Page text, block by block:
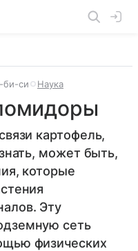
би-си Наука
картофель,
может быть,
которые
Эту
сеть
физических